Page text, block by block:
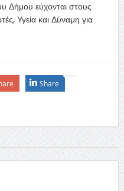
Δήμου εύχονται στους
Υγεία και Δύναμη για
Share